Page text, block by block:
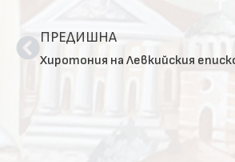
ПРЕДИШНА
Хиротония на Левкийския